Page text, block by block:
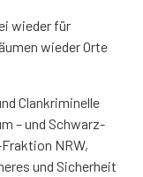
wieder für
wieder Orte
Clankriminelle
– und Schwarz-
NRW,
und Sicherheit